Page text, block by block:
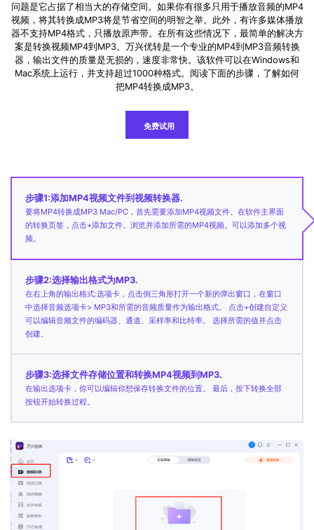
问题是它占据了相当大的存储空间。如果你有很多只用于播放音频的MP4
视频，将其转换成MP3将是节省空间的明智之举。此外，有许多媒体播放
器不支持MP4格式，只播放原声带。在所有这些情况下，最简单的解决方
案是转换视频MP4到MP3。万兴优转是一个专业的MP4到MP3音频转换
器，输出文件的质量是无损的，速度非常快。该软件可以在Windows和
Mac系统上运行，并支持超过1000种格式。阅读下面的步骤，了解如何
把MP4转换成MP3。
免费试用
步骤1:添加MP4视频文件到视频转换器.
要将MP4转换成MP3 Mac/PC，首先需要添加MP4视频文件。在软件主界面
的转换页签，点击+添加文件。浏览并添加所需的MP4视频。可以添加多个视
频。
步骤2:选择输出格式为MP3.
在右上角的输出格式:选项卡，点击倒三角形打开一个新的弹出窗口，在窗口
中选择音频选项卡> MP3和所需的音频质量作为输出格式。 点击+创建自定义
可以编辑音频文件的编码器、通道、采样率和比特率。 选择所需的值并点击
创建。
步骤3:选择文件存储位置和转换MP4视频到MP3.
在输出选项卡，你可以编辑你想保存转换文件的位置。 最后，按下转换全部
按钮开始转换过程。